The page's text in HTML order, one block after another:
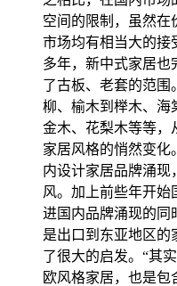
空间的限制，虽然在
市场均有相当大的接
多年，新中式家居也
了古板、老套的范围
柳、榆木到榉木、海
金木、花梨木等等，
家居风格的悄然变化
内设计家居品牌涌现
风。加上前些年开始
进国内品牌涌现的同
是出口到东亚地区的
了很大的启发。“其
欧风格家居，也是包